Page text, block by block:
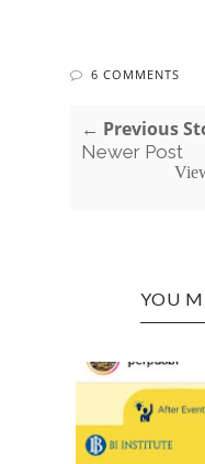
6 COMMENTS
← Previous
Newer Post
YOU